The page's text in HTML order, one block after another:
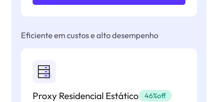
Eficiente em custos e alto desempenho
Proxy Residencial Estático 46%off